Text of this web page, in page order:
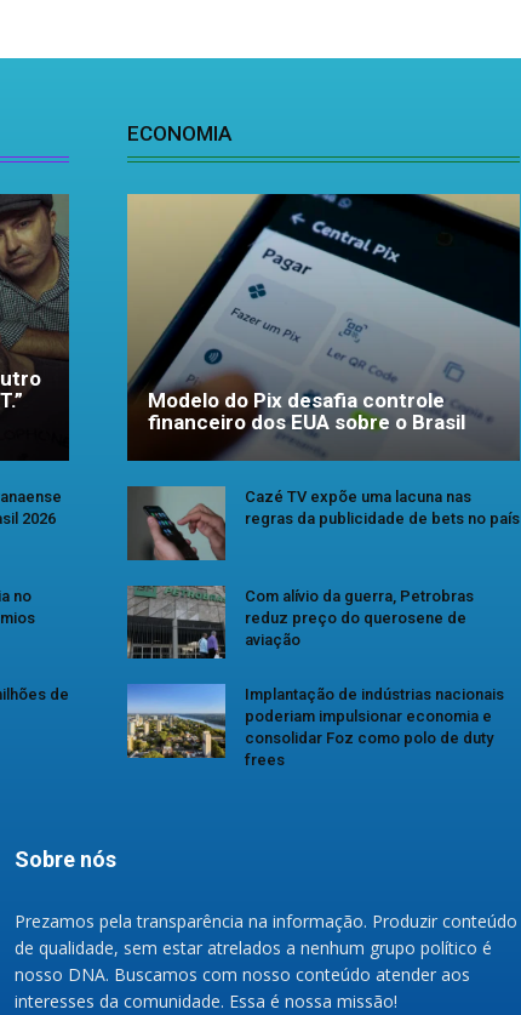
2026
no
de
ECONOMIA
Modelo do Pix desafia controle
financeiro dos EUA sobre o Brasil
Cazé TV expõe uma lacuna nas
regras da publicidade de bets no país
Com alívio da guerra, Petrobras
reduz preço do querosene de
aviação
Implantação de indústrias nacionais
poderiam impulsionar economia e
consolidar Foz como polo de duty
frees
Sobre nós
Prezamos pela transparência na informação. Produzir conteúdo
de qualidade, sem estar atrelados a nenhum grupo político é
nosso DNA. Buscamos com nosso conteúdo atender aos
interesses da comunidade. Essa é nossa missão!